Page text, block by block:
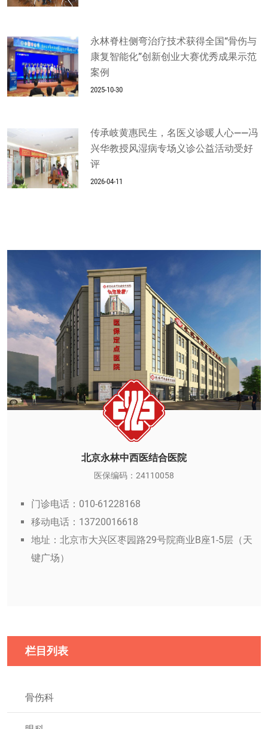
永林脊柱侧弯治疗技术获得全国“骨伤与
康复智能化”创新创业大赛优秀成果示范
案例
2025-10-30
传承岐黄惠民生，名医义诊暖人心——冯
兴华教授风湿病专场义诊公益活动受好
评
2026-04-11
北京永林中西医结合医院
医保编码：24110058
门诊电话：010-61228168
移动电话：13720016618
地址：北京市大兴区枣园路29号院商业B座1-5层（天
键广场）
栏目列表
骨伤科